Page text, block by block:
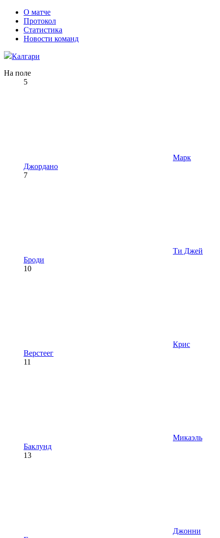
О матче
Протокол
Статистика
Новости команд
Калгари
На поле
5
Марк
Джордано
7
Ти Джей
Броди
10
Крис
Верстеег
11
Микаэль
Баклунд
13
Джонни